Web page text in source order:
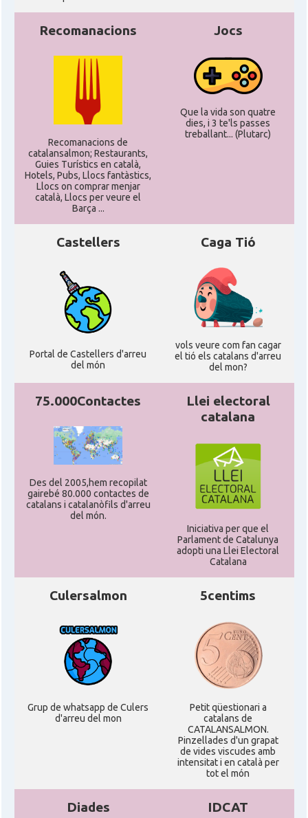
Recomanacions
Recomanacions de
catalansalmon; Restaurants,
Guies Turístics en català,
Hotels, Pubs, Llocs fantàstics,
Llocs on comprar menjar
català, Llocs per veure el
Barça ...
Jocs
Que la vida son quatre
dies, i 3 te'ls passes
treballant... (Plutarc)
Castellers
Portal de Castellers d'arreu
del món
Caga Tió
vols veure com fan cagar
el tió els catalans d'arreu
del mon?
75.000Contactes
Des del 2005,hem recopilat
gairebé 80.000 contactes de
catalans i catalanòfils d'arreu
del món.
Llei electoral
catalana
Iniciativa per que el
Parlament de Catalunya
adopti una Llei Electoral
Catalana
Culersalmon
Grup de whatsapp de Culers
d'arreu del mon
5centims
Petit qüestionari a
catalans de
CATALANSALMON.
Pinzellades d'un grapat
de vides viscudes amb
intensitat i en català per
tot el món
Diades IDCAT